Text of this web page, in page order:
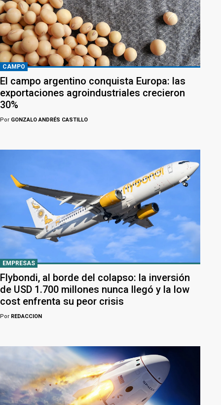
CAMPO
El campo argentino conquista Europa: las
exportaciones agroindustriales crecieron
30%
Por GONZALO ANDRÉS CASTILLO
EMPRESAS
Flybondi, al borde del colapso: la inversión
de USD 1.700 millones nunca llegó y la low
cost enfrenta su peor crisis
Por REDACCION